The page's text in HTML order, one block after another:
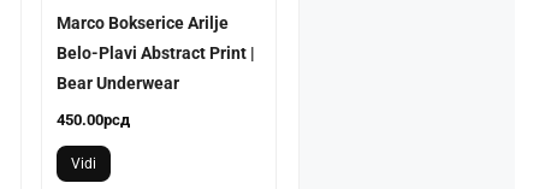
Marco Bokserice Arilje
Belo-Plavi Abstract Print |
Bear Underwear
450.00рсд
Vidi